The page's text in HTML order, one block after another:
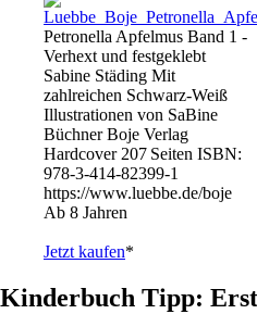
Petronella Apfelmus Band 1 -
Verhext und festgeklebt
Sabine Städing Mit
zahlreichen Schwarz-Weiß
Illustrationen von SaBine
Büchner Boje Verlag
Hardcover 207 Seiten ISBN:
978-3-414-82399-1
https://www.luebbe.de/boje
Ab 8 Jahren
Jetzt kaufen*
Kinderbuch Tipp: